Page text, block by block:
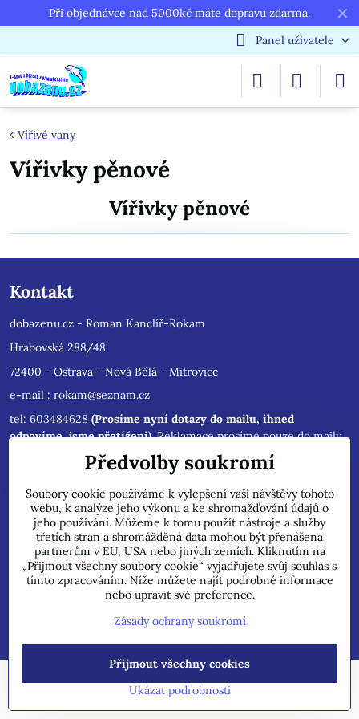
✕
Při objednávce nad 5000kč máte dopravu zdarma.
Panel uživatele
Vířivé vany
Vířivky pěnové
Vířivky pěnové
Kontakt
dobazenu.cz - Roman Kanclíř-Rokam
Hrabovská 288/48
72400 - Ostrava - Nová Bělá - Mitrovice
e-mail : rokam@seznam.cz
tel: 603484628 (Prosíme nyní dotazy do mailu, ihned
odpovíme, jsme přetíženi). Reklamace prosíme pouze do mailu,
přepošleme výrobci s dalším řešením.
POZOR !!! Jedná se pouze o INTERNETOVÝ PRODEJ, na uvedené
adrese běžně neprodáváme!
Důležité informace
Předvolby soukromíZásady ochrany soukromí
Předvolby soukromí
Soubory cookie používáme k vylepšení vaší návštěvy tohoto
webu, k analýze jeho výkonu a ke shromažďování údajů o
jeho používání. Můžeme k tomu použít nástroje a služby
třetích stran a shromážděná data mohou být přenášena
partnerům v EU, USA nebo jiných zemích. Kliknutím na
„Přijmout všechny soubory cookie“ vyjadřujete svůj souhlas s
tímto zpracováním. Níže můžete najít podrobné informace
nebo upravit své preference.
Zásady ochrany soukromí
Ukázat podrobnosti
Přijmout všechny cookies